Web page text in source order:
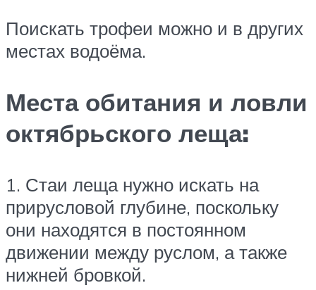
Поискать трофеи можно и в других
местах водоёма.
Места обитания и ловли
октябрьского леща:
1. Стаи леща нужно искать на
прирусловой глубине, поскольку
они находятся в постоянном
движении между руслом, а также
нижней бровкой.